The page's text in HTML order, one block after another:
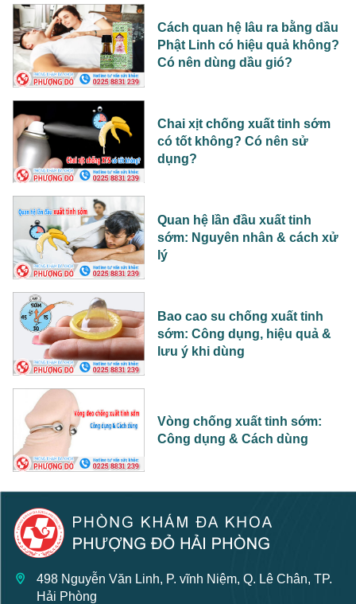
Cách quan hệ lâu ra bằng dầu
Phật Linh có hiệu quả không?
Có nên dùng dầu gió?
Chai xịt chống xuất tinh sớm
có tốt không? Có nên sử
dụng?
Quan hệ lần đầu xuất tinh
sớm: Nguyên nhân & cách xử
lý
Bao cao su chống xuất tinh
sớm: Công dụng, hiệu quả &
lưu ý khi dùng
Vòng chống xuất tinh sớm:
Công dụng & Cách dùng
498 Nguyễn Văn Linh, P. vĩnh Niệm, Q. Lê Chân, TP.
Hải Phòng